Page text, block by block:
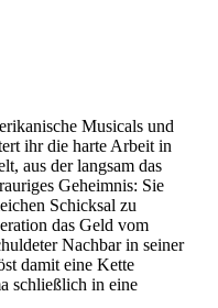
Musicals und
ihr die harte Arbeit in
aus der langsam das
Geheimnis: Sie
Schicksal zu
das Geld vom
Nachbar in seiner
damit eine Kette
schließlich in eine